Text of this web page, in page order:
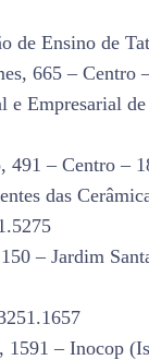
de Ensino de
665 – Centro
e Empresarial
491 – Centro –
das
– Jardim
1591 – Inocop